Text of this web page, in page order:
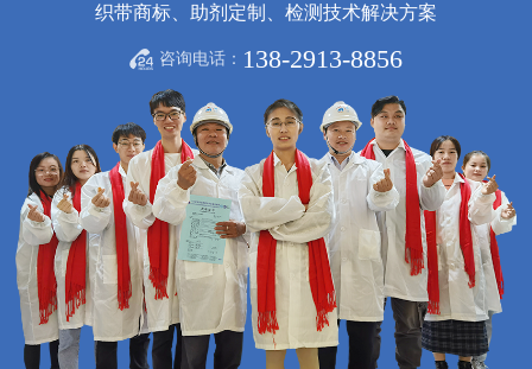
织带商标、助剂定制、检测技术解决方案
咨询电话： 138-2913-8856